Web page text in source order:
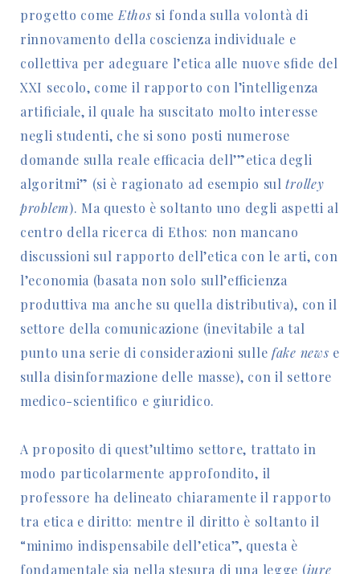
progetto come Ethos si fonda sulla volontà di
rinnovamento della coscienza individuale e
collettiva per adeguare l’etica alle nuove sfide del
XXI secolo, come il rapporto con l’intelligenza
artificiale, il quale ha suscitato molto interesse
negli studenti, che si sono posti numerose
domande sulla reale efficacia dell’”etica degli
algoritmi” (si è ragionato ad esempio sultrolley
problem). Ma questo è soltanto uno degli aspetti al
centro della ricerca di Ethos: non mancano
discussioni sul rapporto dell’etica con le arti, con
l’economia (basata non solo sull’efficienza
produttiva ma anche su quella distributiva), con il
settore della comunicazione (inevitabile a tal
punto una serie di considerazioni sulle fake news e
sulla disinformazione delle masse), con il settore
medico-scientifico e giuridico.
A proposito di quest’ultimo settore, trattato in
modo particolarmente approfondito, il
professore ha delineato chiaramente il rapporto
tra etica e diritto: mentre il diritto è soltanto il
“minimo indispensabile dell’etica”, questa è
fondamentale sia nella stesura di una legge (iure